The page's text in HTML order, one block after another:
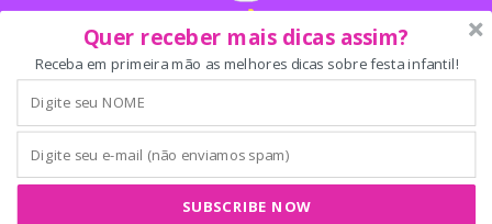
Redes
SEARCH
FOR:
Copyright ©️ 2024 - Bolo Guaraná
Quer receber mais dicas assim?
Receba em primeira mão as melhores dicas sobre festa infantil!
SUBSCRIBE NOW